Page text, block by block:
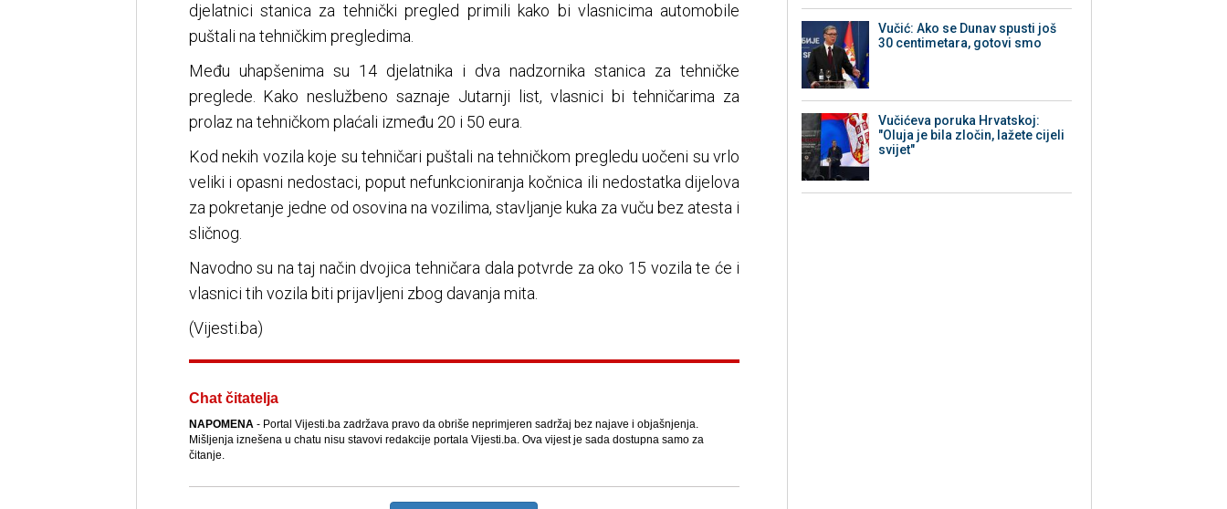
djelatnici stanica za tehnički pregled primili kako bi vlasnicima automobile
puštali na tehničkim pregledima.
Među uhapšenima su 14 djelatnika i dva nadzornika stanica za tehničke
preglede. Kako neslužbeno saznaje Jutarnji list, vlasnici bi tehničarima za
prolaz na tehničkom plaćali između 20 i 50 eura.
Kod nekih vozila koje su tehničari puštali na tehničkom pregledu uočeni su vrlo
veliki i opasni nedostaci, poput nefunkcioniranja kočnica ili nedostatka dijelova
za pokretanje jedne od osovina na vozilima, stavljanje kuka za vuču bez atesta i
sličnog.
Navodno su na taj način dvojica tehničara dala potvrde za oko 15 vozila te će i
vlasnici tih vozila biti prijavljeni zbog davanja mita.
(Vijesti.ba)
Chat čitatelja
NAPOMENA- Portal Vijesti.ba zadržava pravo da obriše neprimjeren sadržaj bez najave i objašnjenja.
Mišljenja iznešena u chatu nisu stavovi redakcije portala Vijesti.ba. Ova vijest je sada dostupna samo za
čitanje.
Vučić: Ako se Dunav spusti još
30 centimetara, gotovi smo
Vučićeva poruka Hrvatskoj:
"Oluja je bila zločin, lažete cijeli
svijet"